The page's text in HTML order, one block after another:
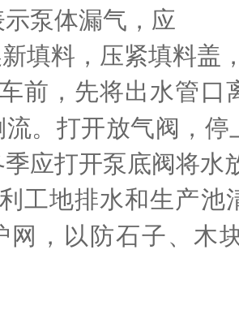
泵体漏气，应
填料，压紧填料盖
前，先将出水管口
流。打开放气阀，
应打开泵底阀将水
工地排水和生产池
网，以防石子、木